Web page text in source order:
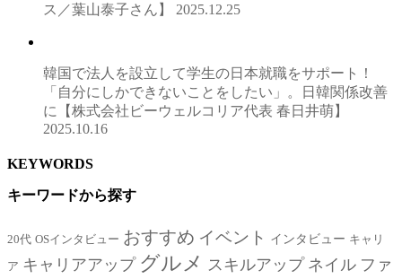
ス／葉山泰子さん】 2025.12.25
韓国で法人を設立して学生の日本就職をサポート！
「自分にしかできないことをしたい」。日韓関係改善
に【株式会社ビーウェルコリア代表 春日井萌】
2025.10.16
KEYWORDS
キーワードから探す
20代 OSインタビュー おすすめ イベント インタビュー キャリ
ア キャリアアップ グルメ スキルアップ ネイル ファ